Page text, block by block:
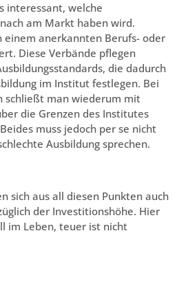
interessant, welche
am Markt haben wird.
einem anerkannten Berufs- oder
Diese Verbände pflegen
die dadurch
im Institut festlegen. Bei
schließt man wiederum mit
die Grenzen des Institutes
muss jedoch per se nicht
Ausbildung sprechen.
sich aus all diesen Punkten auch
der Investitionshöhe. Hier
im Leben, teuer ist nicht